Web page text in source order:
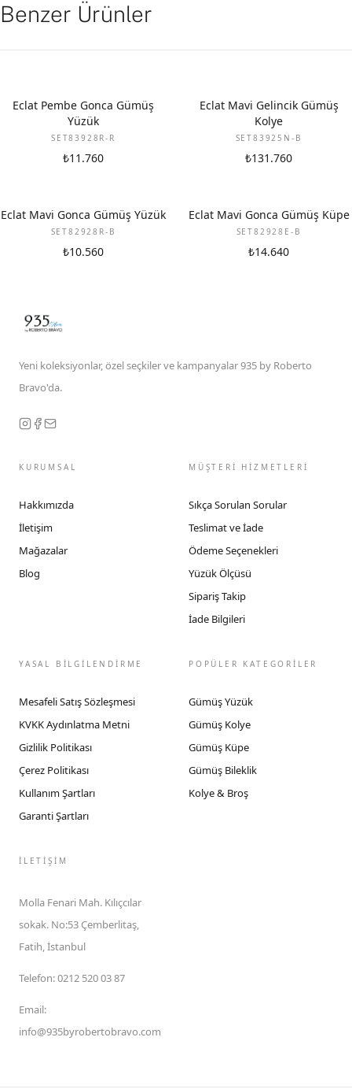
Benzer Ürünler
Eclat Pembe Gonca Gümüş
Yüzük
SET83928R-R
₺11.760
Eclat Mavi Gelincik Gümüş
Kolye
SET83925N-B
₺131.760
Eclat Mavi Gonca Gümüş Yüzük
SET82928R-B
₺10.560
Eclat Mavi Gonca Gümüş Küpe
SET82928E-B
₺14.640
Yeni koleksiyonlar, özel seçkiler ve kampanyalar 935 by Roberto
Bravo'da.
KURUMSAL
Hakkımızda
İletişim
Mağazalar
Blog
MÜŞTERİ HİZMETLERİ
Sıkça Sorulan Sorular
Teslimat ve İade
Ödeme Seçenekleri
Yüzük Ölçüsü
Sipariş Takip
İade Bilgileri
YASAL BİLGİLENDİRME
Mesafeli Satış Sözleşmesi
KVKK Aydınlatma Metni
Gizlilik Politikası
Çerez Politikası
Kullanım Şartları
Garanti Şartları
POPÜLER KATEGORİLER
Gümüş Yüzük
Gümüş Kolye
Gümüş Küpe
Gümüş Bileklik
Kolye & Broş
İLETIŞIM
Molla Fenari Mah. Kılıçcılar
sokak. No:53 Çemberlitaş,
Fatih, İstanbul
Telefon:0212 520 03 87
Email:
info@935byrobertobravo.com